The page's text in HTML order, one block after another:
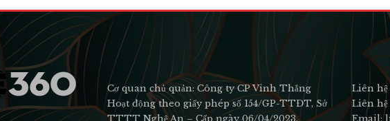
Cơ quan chủ quản: Công ty CP Vinh Thắng
Hoạt động theo giấy phép số 154/GP-TTĐT, Sở
TTTT Nghệ An – Cấp ngày 06/04/2023.
Liên hệ
Liên hệ
Email: